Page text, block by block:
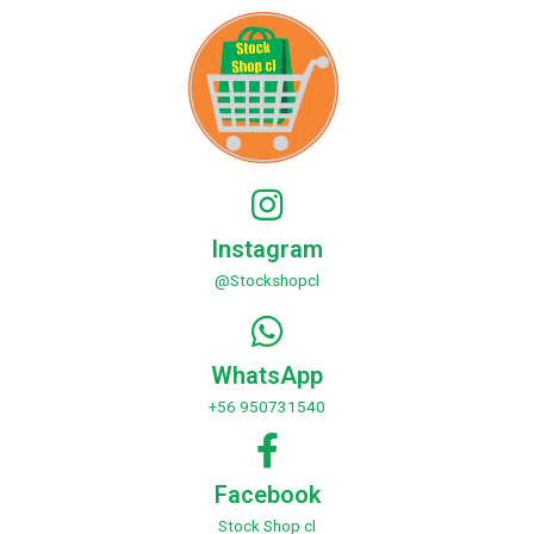
Instagram
@Stockshopcl
WhatsApp
+56 950731540
Facebook
Stock Shop cl